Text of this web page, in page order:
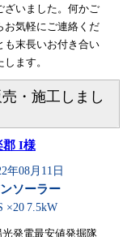
ざいました。何かご
お気軽にご連絡くだ
も末長いお付き合い
ます。
・施工しまし
郡 I様
年08月11日
ソーラー
×20 7.5kW
光発電最安値発掘隊